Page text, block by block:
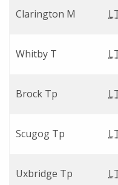
Clarington M
Whitby T
Brock Tp
Scugog Tp
Uxbridge Tp